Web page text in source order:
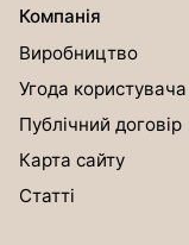
Компанія
Виробництво
Угода користувача
Публічний договір
Карта сайту
Статті